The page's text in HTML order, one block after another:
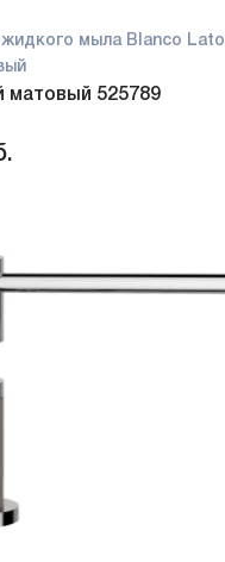
мыла Blanco Lato
матовый 525789